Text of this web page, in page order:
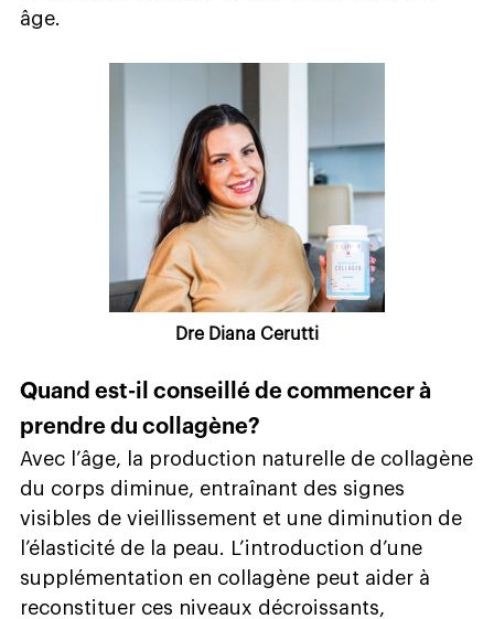
âge.
Dre Diana Cerutti
Quand est-il conseillé de commencer à
prendre du collagène?
Avec l’âge, la production naturelle de collagène
du corps diminue, entraînant des signes
visibles de vieillissement et une diminution de
l’élasticité de la peau. L’introduction d’une
supplémentation en collagène peut aider à
reconstituer ces niveaux décroissants,